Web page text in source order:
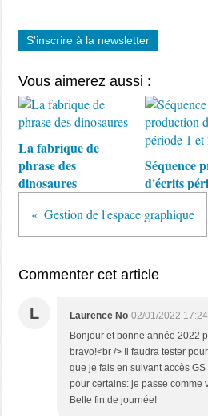
S'inscrire à la newsletter
Vous aimerez aussi :
La fabrique de
phrase des
dinosaures
Séquence
d'écrits
Gestion de l'espace graphique
Commenter cet article
L Laurence No 02/01/2022 17:24
Bonjour et bonne année 2022
bravo!<br /> Il faudra tester
que je fais en suivant accès
pour certains: je passe comme
Belle fin de journée!